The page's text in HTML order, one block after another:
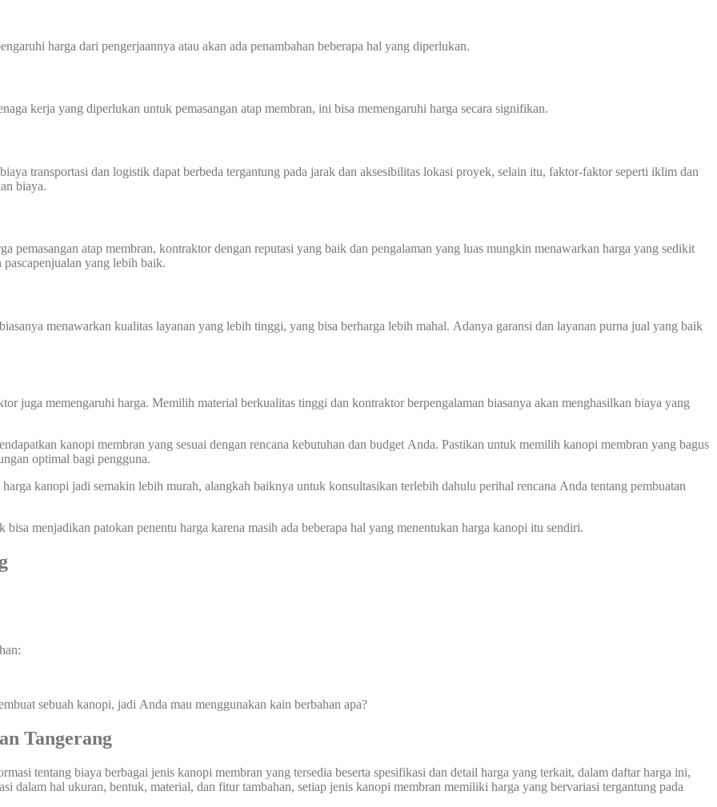
harga dari pengerjaannya atau akan ada penambahan beberapa hal yang diperlukan.
kerja yang diperlukan untuk pemasangan atap membran, ini bisa memengaruhi harga secara signifikan.
transportasi dan logistik dapat berbeda tergantung pada jarak dan aksesibilitas lokasi proyek, selain itu, faktor-faktor seperti iklim dan
biaya.
pemasangan atap membran, kontraktor dengan reputasi yang baik dan pengalaman yang luas mungkin menawarkan harga yang sedikit
yang lebih baik.
menawarkan kualitas layanan yang lebih tinggi, yang bisa berharga lebih mahal. Adanya garansi dan layanan purna jual yang baik
juga memengaruhi harga. Memilih material berkualitas tinggi dan kontraktor berpengalaman biasanya akan menghasilkan biaya yang
kanopi membran yang sesuai dengan rencana kebutuhan dan budget Anda. Pastikan untuk memilih kanopi membran yang bagus
optimal bagi pengguna.
kanopi jadi semakin lebih murah, alangkah baiknya untuk konsultasikan terlebih dahulu perihal rencana Anda tentang pembuatan
menjadikan patokan penentu harga karena masih ada beberapa hal yang menentukan harga kanopi itu sendiri.
sebuah kanopi, jadi Anda mau menggunakan kain berbahan apa?
Tangerang
tentang biaya berbagai jenis kanopi membran yang tersedia beserta spesifikasi dan detail harga yang terkait, dalam daftar harga ini,
dalam hal ukuran, bentuk, material, dan fitur tambahan, setiap jenis kanopi membran memiliki harga yang bervariasi tergantung pada